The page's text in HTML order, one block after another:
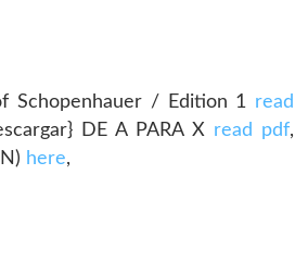
Schopenhauer / Edition 1 read
DE A PARA X read pdf,
here,